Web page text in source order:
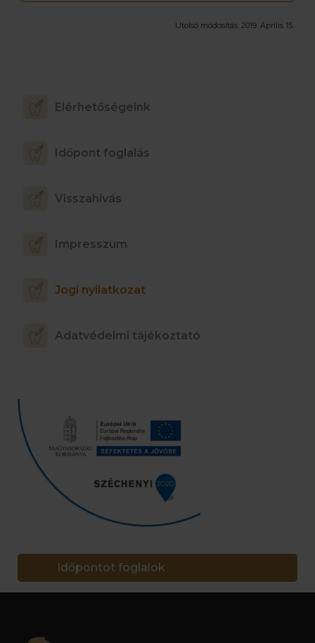
Utolsó módosítás: 2019. Április 15.
Elérhetőségeink
Időpont foglalás
Visszahívás
Impresszum
Jogi nyilatkozat
Adatvédelmi tájékoztató
Időpontot foglalok